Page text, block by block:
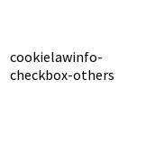
cookielawinfo-
checkbox-others